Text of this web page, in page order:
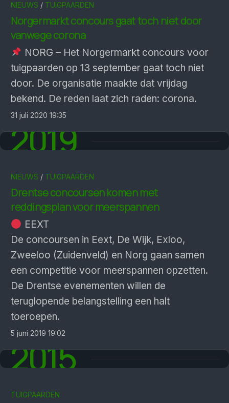
NIEUWS / TUIGPAARDEN
Norgermarkt concours gaat toch niet door
vanwege corona
NORG – Het Norgermarkt concours voor
tuigpaarden op 13 september gaat toch niet
door. De organisatie maakte dat vrijdag
bekend. De reden laat zich raden: corona.
31 juli 2020 19:35
2019
NIEUWS / TUIGPAARDEN
Drentse concoursen komen met
reddingsplan voor meerspannen
EEXT
De concoursen in Eext, De Wijk, Exloo,
Zweeloo (Zuidenveld) en Norg gaan samen
een competitie voor meerspannen opzetten.
De Drentse evenementen willen de
teruglopende belangstelling een halt
toeroepen.
5 juni 2019 19:02
2015
TUIGPAARDEN